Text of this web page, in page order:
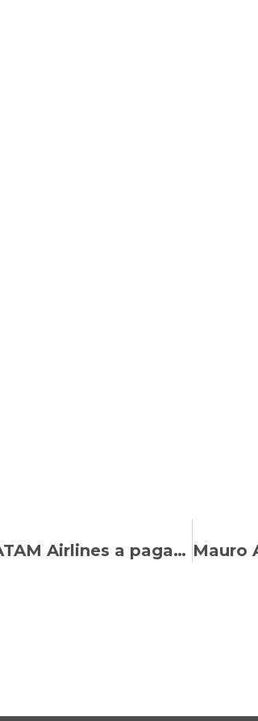
TRT da 10ª Região condena a LATAM Airlines a pagar pensão vitalícia e indenização por danos morais a trabalhador com doença ocupacional